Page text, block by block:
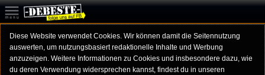
Diese Website verwendet Cookies. Wir können damit die Seitennutzung
auswerten, um nutzungsbasiert redaktionelle Inhalte und Werbung
anzuzeigen. Weitere Informationen zu Cookies und insbesondere dazu, wie
du deren Verwendung widersprechen kannst, findest du in unseren